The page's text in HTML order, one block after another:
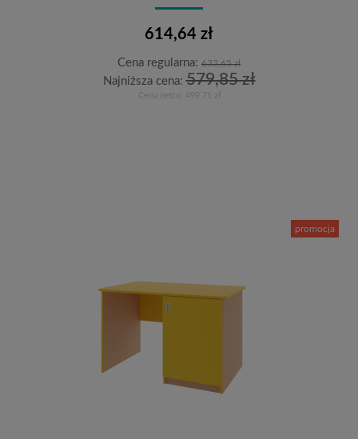
614,64 zł
Cena regularna: 633,65 zł
Najniższa cena:579,85 zł
499,71 zł
promocja